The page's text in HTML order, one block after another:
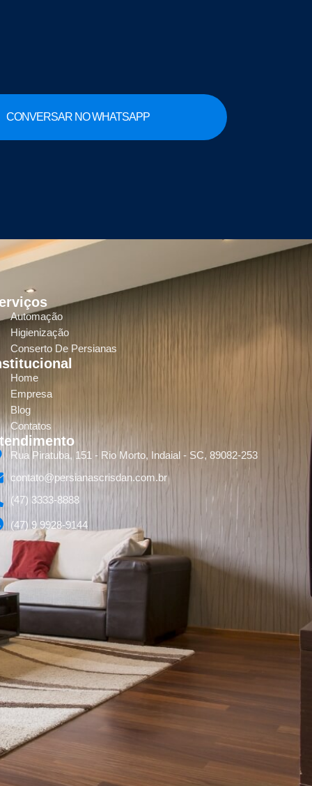
CONVERSAR NO WHATSAPP
Automação
Higienização
Conserto De Persianas
Home
Empresa
Blog
Contatos
Rua Piratuba, 151 - Rio Morto, Indaial - SC, 89082-253
contato@persianascrisdan.com.br
(47) 3333-8888
(47) 9 9928-9144